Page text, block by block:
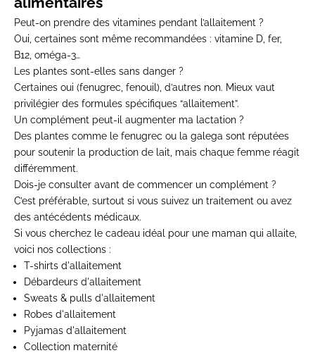
Peut-on prendre des vitamines pendant l’allaitement ?
Oui, certaines sont même recommandées : vitamine D, fer,
B12, oméga-3…
Les plantes sont-elles sans danger ?
Certaines oui (fenugrec, fenouil), d’autres non. Mieux vaut
privilégier des formules spécifiques “allaitement”.
Un complément peut-il augmenter ma lactation ?
Des plantes comme le fenugrec ou la galega sont réputées
pour soutenir la production de lait, mais chaque femme réagit
différemment.
Dois-je consulter avant de commencer un complément ?
C’est préférable, surtout si vous suivez un traitement ou avez
des antécédents médicaux.
Si vous cherchez le cadeau idéal pour une maman qui allaite,
voici nos collections :
T-shirts d'allaitement
Débardeurs d'allaitement
Sweats & pulls d'allaitement
Robes d'allaitement
Pyjamas d'allaitement
Collection maternité